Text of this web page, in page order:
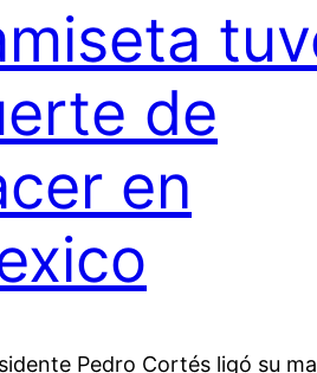
de
en
Pedro Cortés ligó su